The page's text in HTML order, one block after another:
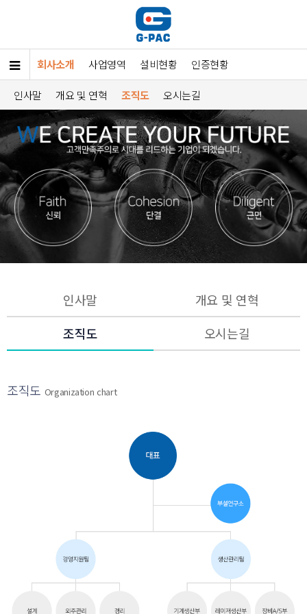
회사소개 사업영역 설비현황 인증현황
인사말 개요 및 연혁 조직도 오시는길
인사말
개요 및 연혁
조직도
오시는길
조직도 Organization chart